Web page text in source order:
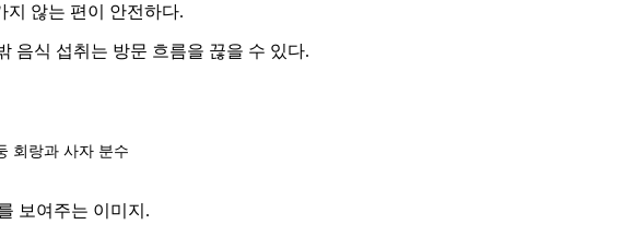
지 않는 편이 안전하다.
음식 섭취는 방문 흐름을 끊을 수 있다.
회랑과 사자 분수
보여주는 이미지.